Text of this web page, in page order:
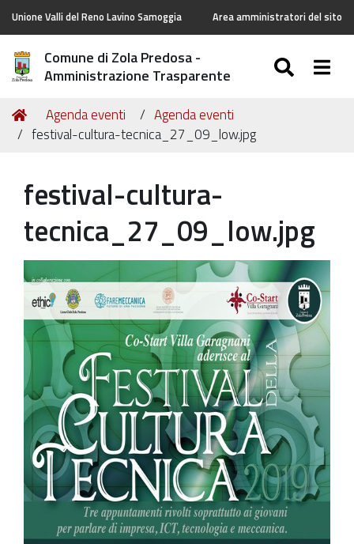
Unione Valli del Reno Lavino Samoggia Area amministratori del sito
Comune di Zola Predosa -
Amministrazione Trasparente
Tu
sei
Home
Agenda eventi
Agenda eventi
festival-cultura-tecnica_27_09_low.jpg
festival-cultura-
tecnica_27_09_low.jpg